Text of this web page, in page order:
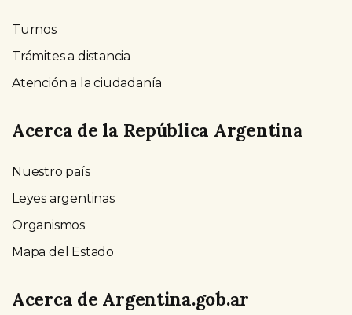
Turnos
Trámites a distancia
Atención a la ciudadanía
Acerca de la República Argentina
Nuestro país
Leyes argentinas
Organismos
Mapa del Estado
Acerca de Argentina.gob.ar